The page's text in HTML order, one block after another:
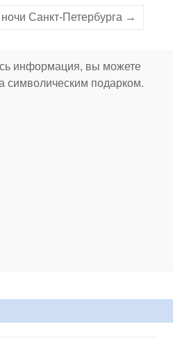
Санкт-Петербурга →
информация, вы можете
символическим подарком.